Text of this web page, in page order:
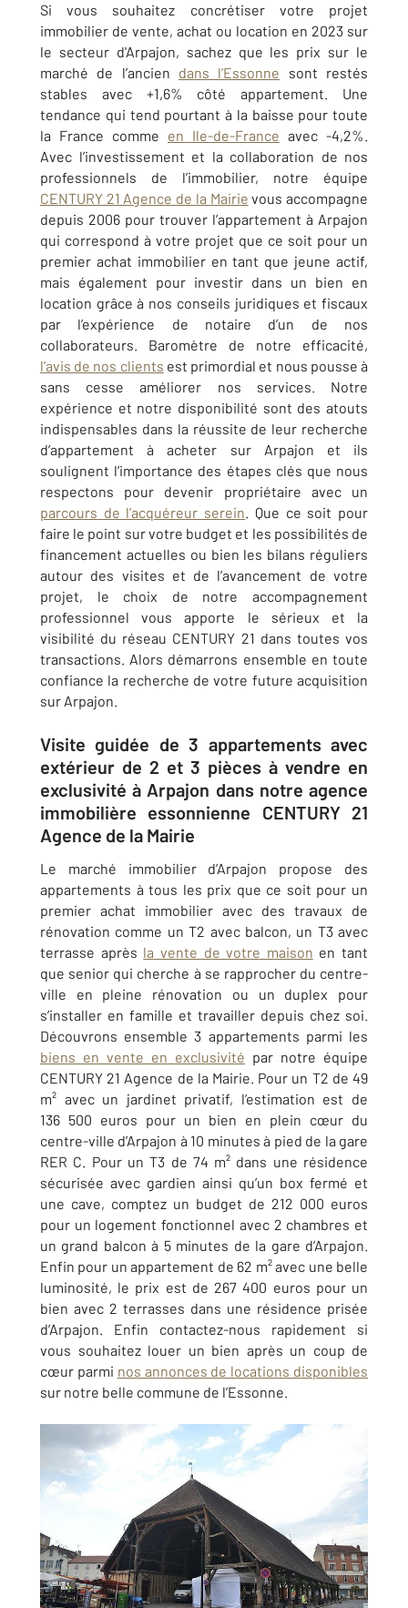
Si vous souhaitez concrétiser votre projet
immobilier de vente, achat ou location en 2023 sur
le secteur d'Arpajon, sachez que les prix sur le
marché de l’ancien dans l’Essonne sont restés
stables avec +1,6% côté appartement. Une
tendance qui tend pourtant à la baisse pour toute
la France comme en Ile-de-France avec -4,2%.
Avec l’investissement et la collaboration de nos
professionnels de l’immobilier, notre équipe
CENTURY 21 Agence de la Mairie vous accompagne
depuis 2006 pour trouver l’appartement à Arpajon
qui correspond à votre projet que ce soit pour un
premier achat immobilier en tant que jeune actif,
mais également pour investir dans un bien en
location grâce à nos conseils juridiques et fiscaux
par l’expérience de notaire d’un de nos
collaborateurs. Baromètre de notre efficacité,
l’avis de nos clients est primordial et nous pousse à
sans cesse améliorer nos services. Notre
expérience et notre disponibilité sont des atouts
indispensables dans la réussite de leur recherche
d’appartement à acheter sur Arpajon
et ils
soulignent l’importance des étapes clés que nous
respectons pour devenir propriétaire avec un
parcours de l’acquéreur serein. Que ce soit pour
faire le point sur votre budget et les possibilités de
financement actuelles ou bien les bilans réguliers
autour des visites et de l’avancement de votre
projet, le choix de notre accompagnement
professionnel vous apporte le sérieux et la
visibilité du réseau CENTURY 21 dans toutes vos
transactions. Alors démarrons ensemble en toute
confiance la recherche de votre future acquisition
sur Arpajon.
Visite guidée de 3 appartements avec
extérieur de 2 et 3 pièces à vendre en
exclusivité à Arpajon dans notre agence
immobilière essonnienne CENTURY 21
Agence de la Mairie
Le marché immobilier d’Arpajon
propose des
appartements à tous les prix que ce soit pour un
premier achat immobilier avec des travaux de
rénovation comme un T2 avec balcon, un T3 avec
terrasse après la vente de votre maison en tant
que senior qui cherche à se rapprocher du centre-
ville en pleine rénovation ou un duplex pour
s’installer en famille et travailler depuis chez soi.
Découvrons ensemble 3 appartements parmi les
biens en vente en exclusivité par notre équipe
CENTURY 21 Agence de la Mairie. Pour un T2 de 49
m² avec un jardinet privatif, l’estimation est de
136 500 euros pour un bien en plein cœur du
centre-ville d’Arpajon à 10 minutes à pied de la gare
RER C. Pour un T3 de 74 m² dans une résidence
sécurisée avec gardien ainsi qu’un box fermé et
une cave, comptez un budget de 212 000 euros
pour un logement fonctionnel avec 2 chambres et
un grand balcon à 5 minutes de la gare d’Arpajon.
Enfin pour un appartement de 62 m² avec une belle
luminosité, le prix est de 267 400 euros pour un
bien avec 2 terrasses dans une résidence prisée
d’Arpajon. Enfin contactez-nous rapidement si
vous souhaitez louer un bien après un coup de
cœur parmi nos annonces de locations disponibles
sur notre belle commune de l’Essonne.